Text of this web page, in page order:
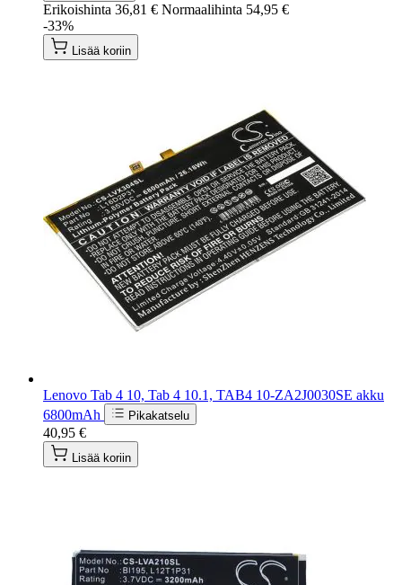
Erikoishinta 36,81 € Normaalihinta 54,95 €
-33%
Lisää koriin
Lenovo Tab 4 10, Tab 4 10.1, TAB4 10-ZA2J0030SE akku
6800mAh
Pikakatselu
40,95 €
Lisää koriin